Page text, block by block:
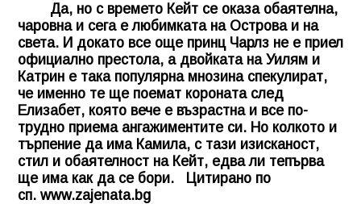
Да, но с времето Кейт се оказа обаятелна,
чаровна и сега е любимката на Острова и на
света. И докато все още принц Чарлз не е приел
официално престола, а двойката на Уилям и
Катрин е така популярна мнозина спекулират,
че именно те ще поемат короната след
Елизабет, която вече е възрастна и все по-
трудно приема ангажиментите си. Но колкото и
търпение да има Камила, с тази изисканост,
стил и обаятелност на Кейт, едва ли тепърва
ще има как да се бори. Цитирано по
сп. www.zajenata.bg